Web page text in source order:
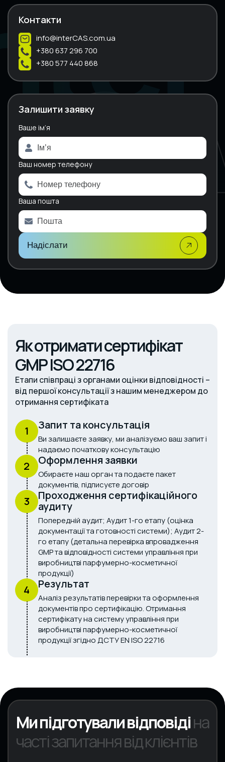
Контакти
info@interCAS.com.ua
+380 637 296 700
+380 577 440 868
Залишити заявку
Ваше ім’я
Ваш номер телефону
Ваша пошта
Надіслати
A
l
e
r
n
a
t
i
e
Як отримати сертифікат
GMP ISO 22716
Етапи співпраці з органами оцінки відповідності –
від першої консультації з нашим менеджером до
отримання сертифіката
1 Запит та консультація
Ви залишаєте заявку, ми аналізуємо ваш запит і
надаємо початкову консультацію
2 Оформлення заявки
Обираєте наш орган та подаєте пакет
документів, підписуєте договір
3
Проходження сертифікаційного
аудиту
Попередній аудит; Аудит 1-го етапу (оцінка
документації та готовності системи); Аудит 2-
го етапу (детальна перевірка впровадження
GMP та відповідності системи управління при
виробництві парфумерно-косметичної
продукції)
4 Результат
Аналіз результатів перевірки та оформлення
документів про сертифікацію. Отримання
сертифікату на систему управління при
виробництві парфумерно-косметичної
продукції згідно ДСТУ EN ISO 22716
Ми підготували відповідіна
часті запитання від клієнтів